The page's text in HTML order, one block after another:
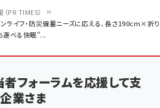
PR TIMES）
ンライフ・防災備蓄ニーズに応える、長さ190cm×折り
運べる快眠"...
者フォーラムを応援して支
業さま